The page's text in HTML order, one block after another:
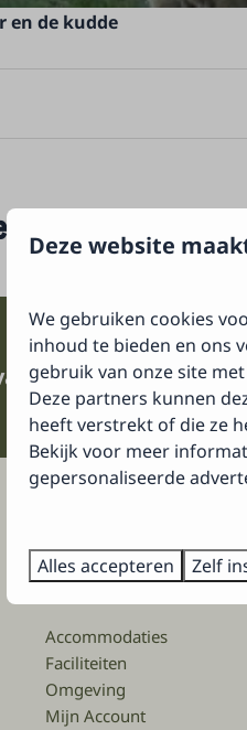
en de kudde
de kudde
Navigatie
Accommodaties
Faciliteiten
Omgeving
Mijn Account
Deze website
We gebruiken cookies
inhoud te bieden en ons
gebruik van onze site
Deze partners kunnen
heeft verstrekt of die ze
Bekijk voor meer
gepersonaliseerde
Alles accepteren Zelf